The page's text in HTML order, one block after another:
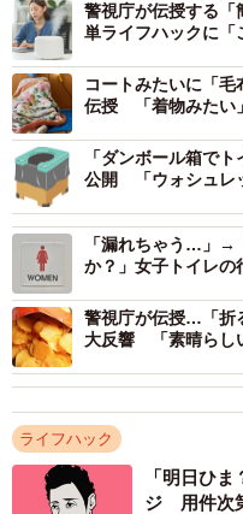
簡易加湿器も作れる新聞紙※画
（tamayura39/stock.adobe.com）
この投稿には「これで加
すね」「素晴らしいアイ
さんでも協力すれば出来
といったコメントが多く
同アカウントでは、「新
ルで作るトイレ」など他
ます。
警視庁が伝授する
単ライフハックに「
コートみたいに「
伝授 「着物みたい
「ダンボール箱で
公開 「ウォシュレ
「漏れちゃう…」→
か？」女子トイレ
警視庁が伝授…「折
大反響 「素晴らし
ライフハック
「明日ひ
ジ 用件次